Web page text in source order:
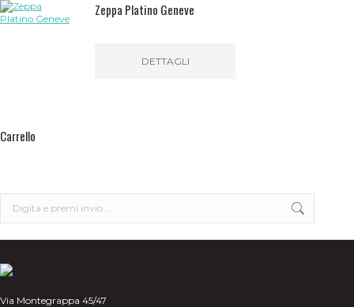
Zeppa Platino Geneve
DETTAGLI
Carrello
Via Montegrappa 45/47